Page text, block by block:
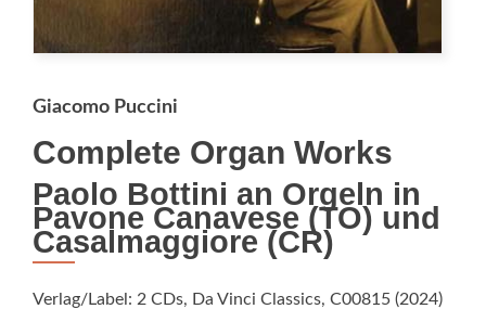
Giacomo Puccini
Complete Organ Works
Paolo Bottini an Orgeln in
Pavone Canavese (TO) und
Casalmaggiore (CR)
Verlag/Label: 2 CDs, Da Vinci Classics, C00815 (2024)